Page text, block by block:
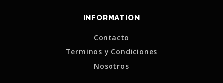
INFORMATION
Contacto
Terminos y Condiciones
Nosotros